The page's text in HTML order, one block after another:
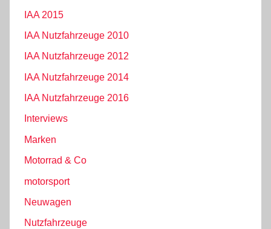
IAA 2015
IAA Nutzfahrzeuge 2010
IAA Nutzfahrzeuge 2012
IAA Nutzfahrzeuge 2014
IAA Nutzfahrzeuge 2016
Interviews
Marken
Motorrad & Co
motorsport
Neuwagen
Nutzfahrzeuge